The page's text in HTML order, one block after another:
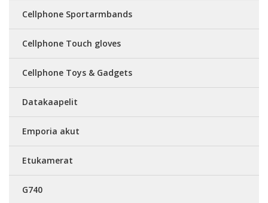
Cellphone Sportarmbands
Cellphone Touch gloves
Cellphone Toys & Gadgets
Datakaapelit
Emporia akut
Etukamerat
G740